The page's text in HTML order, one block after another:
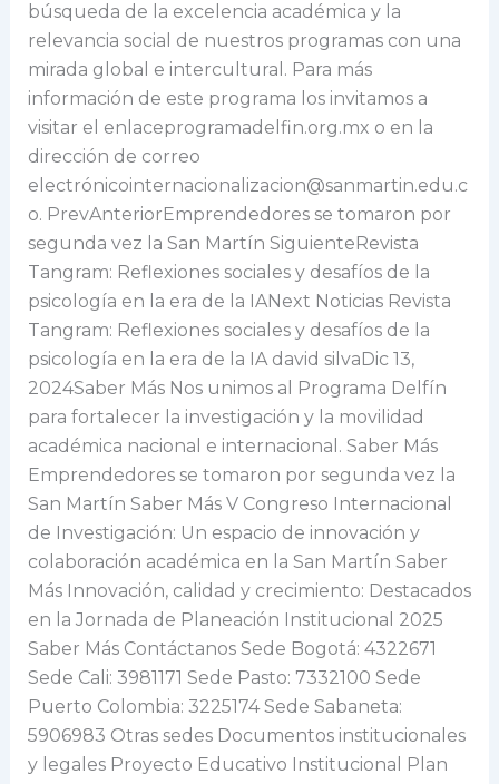
búsqueda de la excelencia académica y la
relevancia social de nuestros programas con una
mirada global e intercultural. Para más
información de este programa los invitamos a
visitar el enlaceprogramadelfin.org.mx o en la
dirección de correo
electrónicointernacionalizacion@sanmartin.edu.c
o. PrevAnteriorEmprendedores se tomaron por
segunda vez la San Martín SiguienteRevista
Tangram: Reflexiones sociales y desafíos de la
psicología en la era de la IANext Noticias Revista
Tangram: Reflexiones sociales y desafíos de la
psicología en la era de la IA david silvaDic 13,
2024Saber Más Nos unimos al Programa Delfín
para fortalecer la investigación y la movilidad
académica nacional e internacional. Saber Más
Emprendedores se tomaron por segunda vez la
San Martín Saber Más V Congreso Internacional
de Investigación: Un espacio de innovación y
colaboración académica en la San Martín Saber
Más Innovación, calidad y crecimiento: Destacados
en la Jornada de Planeación Institucional 2025
Saber Más Contáctanos Sede Bogotá: 4322671
Sede Cali: 3981171 Sede Pasto: 7332100 Sede
Puerto Colombia: 3225174 Sede Sabaneta:
5906983 Otras sedes Documentos institucionales
y legales Proyecto Educativo Institucional Plan